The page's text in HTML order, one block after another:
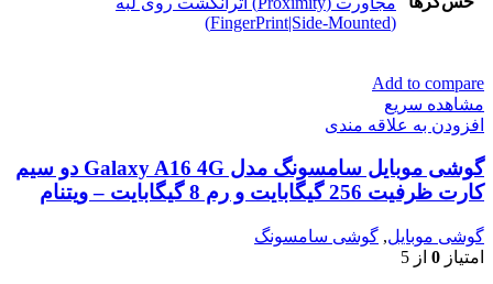
(FingerPrint|Side-Mounted)
Add to compare
مشاهده سریع
افزودن به علاقه مندی
گوشی موبایل سامسونگ مدل Galaxy A16 4G دو سیم
کارت ظرفیت 256 گیگابایت و رم 8 گیگابایت – ویتنام
گوشی موبایل, گوشی سامسونگ
امتیاز 0 از 5